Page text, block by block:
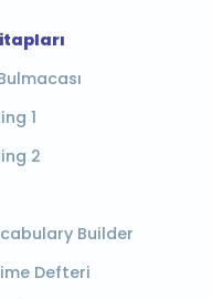
1
2
Builder
Defteri